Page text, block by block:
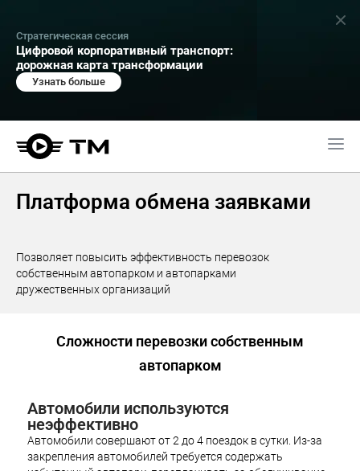
Стратегическая сессия
Цифровой корпоративный транспорт:
дорожная карта трансформации
Узнать больше
Платформа обмена заявками
Позволяет повысить эффективность перевозок
собственным автопарком и автопарками
дружественных организаций
Сложности перевозки собственным
автопарком
Автомобили используются
неэффективно
Автомобили совершают от 2 до 4 поездок в сутки. Из-за
закрепления автомобилей требуется содержать